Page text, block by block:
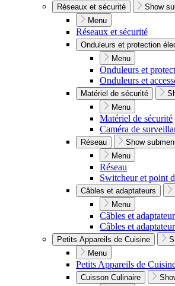
Réseaux et sécurité
Show
Menu
Réseaux et sécurité
Onduleurs et protection
Menu
Onduleurs et
Onduleurs et
Matériel de sécurité
Menu
Matériel de sécurité
Caméra de
Réseau
Show
Menu
Réseau
Switcheur et point
Câbles et adaptateurs
Menu
Câbles et
Câbles et
Petits Appareils de Cuisine
Menu
Petits Appareils de
Cuisson Culinaire